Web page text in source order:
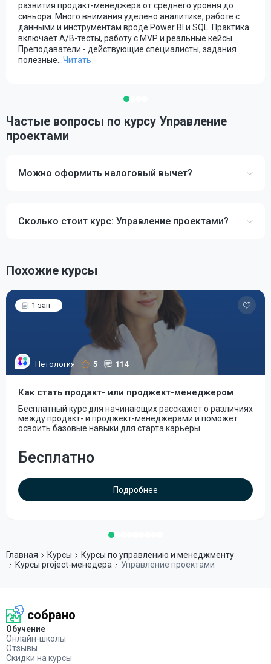
развития продакт-менеджера от среднего уровня до
синьора. Много внимания уделено аналитике, работе с
данными и инструментам вроде Power BI и SQL. Практика
включает A/B-тесты, работу с MVP и реальные кейсы.
Преподаватели - действующие специалисты, задания
полезные.
Читать
Частые вопросы по курсу Управление
проектами
Можно оформить налоговый вычет?
Сколько стоит курс: Управление проектами?
Похожие курсы
1 зан
Нетология 5 114
Как стать продакт- или проджект-менеджером
Бесплатный курс для начинающих расскажет о различиях
между продакт- и проджект-менеджерами и поможет
освоить базовые навыки для старта карьеры.
Бесплатно
Подробнее
Главная Курсы
Курсы по управлению и менеджменту
Курсы project-менедера
Управление проектами
собрано
Обучение
Онлайн-школы
Отзывы
Скидки на курсы